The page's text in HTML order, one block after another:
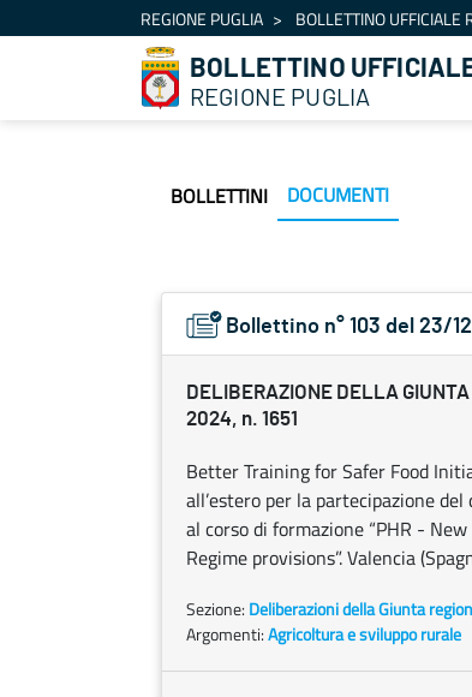
Salta al contenutoREGIONE PUGLIA BOLLETTINO UFFICIALE
BOLLETTINO
REGIONE PUGLIA
BOLLETTINI DOCUMENTI
Bollettino n° 103 del 23/
DELIBERAZIONE DELLA
2024, n. 1651
Better Training for Safer Food
all’estero per la partecipazione
al corso di formazione “PHR -
Regime provisions”. Valencia
Sezione: Deliberazioni della Giunta
Argomenti:Agricoltura e sviluppo rurale